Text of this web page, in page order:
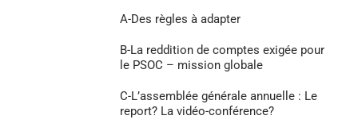
A-Des règles à adapter
B-La reddition de comptes exigée pour
le PSOC – mission globale
C-L’assemblée générale annuelle : Le
report? La vidéo-conférence?